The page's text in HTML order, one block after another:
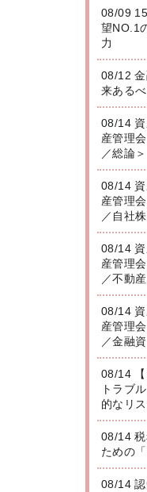
08/09
望NO.1
力
08/12
来あるべ
08/14
産管理
／総論＞
08/14
産管理
／自社
08/14
産管理
／不動
08/14
産管理
／金融
08/14
トラブ
的なリ
08/14
ための
08/14